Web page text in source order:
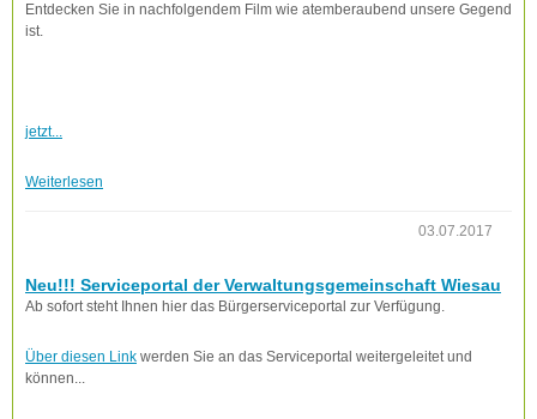
Entdecken Sie in nachfolgendem Film wie atemberaubend unsere Gegend
ist.
jetzt...
Weiterlesen
03.07.2017
Neu!!! Serviceportal der Verwaltungsgemeinschaft Wiesau
Ab sofort steht Ihnen hier das Bürgerserviceportal zur Verfügung.
Über diesen Link werden Sie an das Serviceportal weitergeleitet und
können...